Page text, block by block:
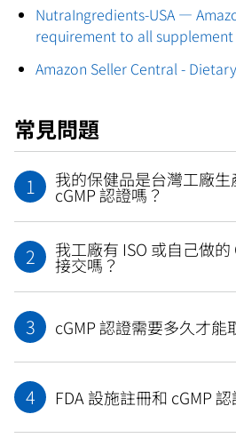
NutraIngredients-USA —
requirement to all
Amazon Seller Central -
常見問題
1 我的保健品是台灣工廠
cGMP 認證嗎？
2 我工廠有 ISO 或自己做
接交嗎？
3 cGMP 認證需要多久才能
4 FDA 設施註冊和 cGMP